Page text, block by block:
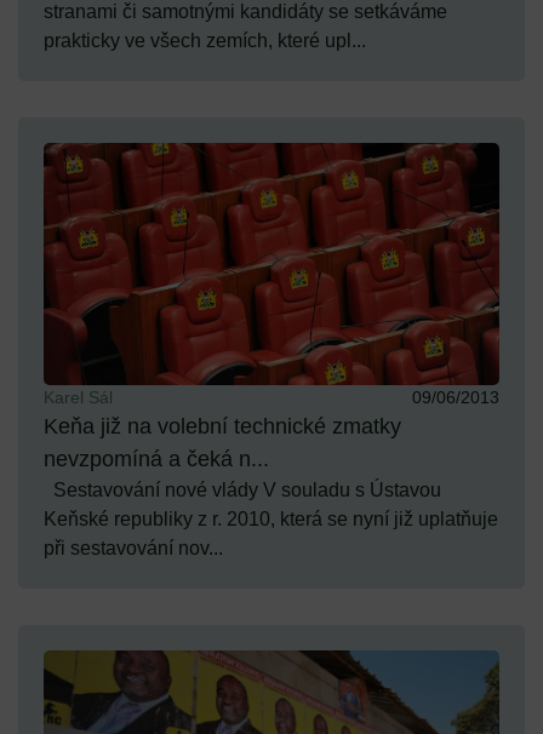
stranami či samotnými kandidáty se setkáváme
prakticky ve všech zemích, které upl...
Karel Sál 09/06/2013
Keňa již na volební technické zmatky
nevzpomíná a čeká n...
Sestavování nové vlády V souladu s Ústavou
Keňské republiky z r. 2010, která se nyní již uplatňuje
při sestavování nov...